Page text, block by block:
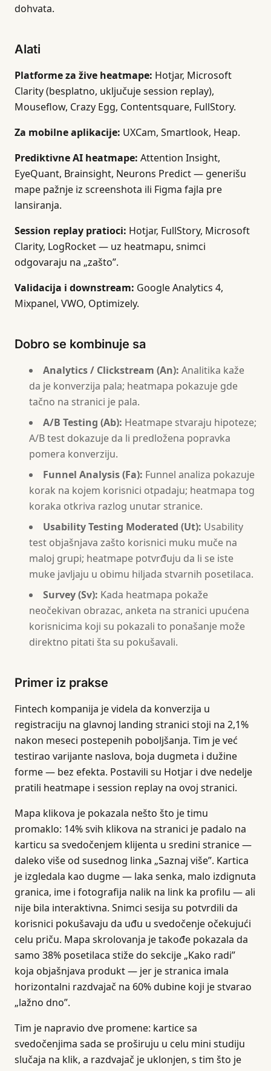
dohvata.
Alati
Platforme za žive heatmape: Hotjar, Microsoft
Clarity (besplatno, uključuje session replay),
Mouseflow, Crazy Egg, Contentsquare, FullStory.
Za mobilne aplikacije: UXCam, Smartlook, Heap.
Prediktivne AI heatmape: Attention Insight,
EyeQuant, Brainsight, Neurons Predict — generišu
mape pažnje iz screenshota ili Figma fajla pre
lansiranja.
Session replay pratioci: Hotjar, FullStory, Microsoft
Clarity, LogRocket — uz heatmapu, snimci
odgovaraju na „zašto”.
Validacija i downstream: Google Analytics 4,
Mixpanel, VWO, Optimizely.
Dobro se kombinuje sa
Analytics / Clickstream (An): Analitika kaže
da je konverzija pala; heatmapa pokazuje gde
tačno na stranici je pala.
A/B Testing (Ab): Heatmape stvaraju hipoteze;
A/B test dokazuje da li predložena popravka
pomera konverziju.
Funnel Analysis (Fa): Funnel analiza pokazuje
korak na kojem korisnici otpadaju; heatmapa tog
koraka otkriva razlog unutar stranice.
Usability Testing Moderated (Ut): Usability
test objašnjava zašto korisnici muku muče na
maloj grupi; heatmape potvrđuju da li se iste
muke javljaju u obimu hiljada stvarnih posetilaca.
Survey (Sv): Kada heatmapa pokaže
neočekivan obrazac, anketa na stranici upućena
korisnicima koji su pokazali to ponašanje može
direktno pitati šta su pokušavali.
Primer iz prakse
Fintech kompanija je videla da konverzija u
registraciju na glavnoj landing stranici stoji na 2,1%
nakon meseci postepenih poboljšanja. Tim je već
testirao varijante naslova, boja dugmeta i dužine
forme — bez efekta. Postavili su Hotjar i dve nedelje
pratili heatmape i session replay na ovoj stranici.
Mapa klikova je pokazala nešto što je timu
promaklo: 14% svih klikova na stranici je padalo na
karticu sa svedočenjem klijenta u sredini stranice —
daleko više od susednog linka „Saznaj više”. Kartica
je izgledala kao dugme — laka senka, malo izdignuta
granica, ime i fotografija nalik na link ka profilu — ali
nije bila interaktivna. Snimci sesija su potvrdili da
korisnici pokušavaju da uđu u svedočenje očekujući
celu priču. Mapa skrolovanja je takođe pokazala da
samo 38% posetilaca stiže do sekcije „Kako radi”
koja objašnjava produkt — jer je stranica imala
horizontalni razdvajač na 60% dubine koji je stvarao
„lažno dno”.
Tim je napravio dve promene: kartice sa
svedočenjima sada se proširuju u celu mini studiju
slučaja na klik, a razdvajač je uklonjen, s tim što je